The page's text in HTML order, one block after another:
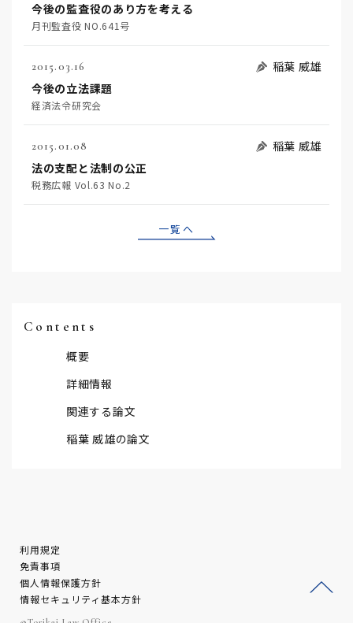
今後の監査役のあり方を考える
月刊監査役 NO.641号
2015.03.16
稲葉 威雄
今後の立法課題
経済法令研究会
2015.01.08
稲葉 威雄
法の支配と法制の公正
税務広報 Vol.63 No.2
一覧へ
Contents
概要
詳細情報
関連する論文
稲葉 威雄の論文
利用規定
免責事項
個人情報保護方針
情報セキュリティ基本方針